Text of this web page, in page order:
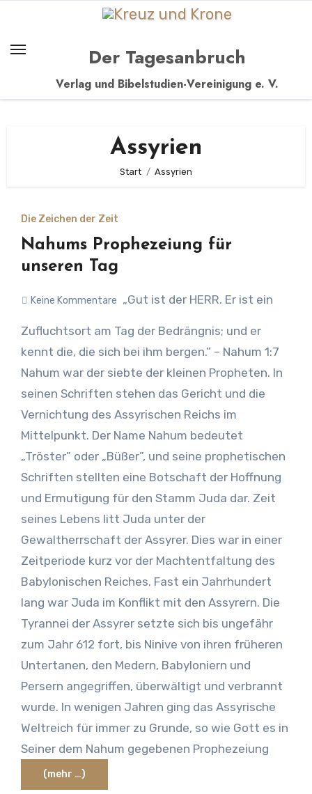
springen
Der Tagesanbruch
Verlag und Bibelstudien-Vereinigung e. V.
Assyrien
Start Assyrien
Die Zeichen der Zeit
Nahums Prophezeiung für
unseren Tag
Keine Kommentare „Gut ist der HERR. Er ist ein
Zufluchtsort am Tag der Bedrängnis; und er
kennt die, die sich bei ihm bergen.” – Nahum 1:7
Nahum war der siebte der kleinen Propheten. In
seinen Schriften stehen das Gericht und die
Vernichtung des Assyrischen Reichs im
Mittelpunkt. Der Name Nahum bedeutet
„Tröster” oder „Büßer”, und seine prophetischen
Schriften stellten eine Botschaft der Hoffnung
und Ermutigung für den Stamm Juda dar. Zeit
seines Lebens litt Juda unter der
Gewaltherrschaft der Assyrer. Dies war in einer
Zeitperiode kurz vor der Machtentfaltung des
Babylonischen Reiches. Fast ein Jahrhundert
lang war Juda im Konflikt mit den Assyrern. Die
Tyrannei der Assyrer setzte sich bis ungefähr
zum Jahr 612 fort, bis Ninive von ihren früheren
Untertanen, den Medern, Babyloniern und
Persern angegriffen, überwältigt und verbrannt
wurde. In wenigen Jahren ging das Assyrische
Weltreich für immer zu Grunde, so wie Gott es in
Seiner dem Nahum gegebenen Prophezeiung
(mehr …)